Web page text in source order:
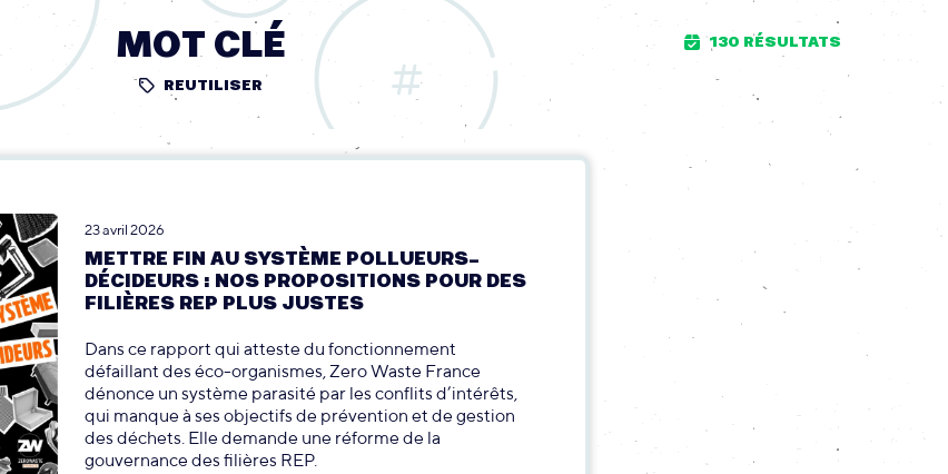
MOT CLÉ
REUTILISER
23 avril 2026
METTRE FIN AU SYSTÈME POLLUEURS-
DÉCIDEURS : NOS PROPOSITIONS POUR DES
FILIÈRES REP PLUS JUSTES
Dans ce rapport qui atteste du fonctionnement
défaillant des éco-organismes, Zero Waste France
dénonce un système parasité par les conflits d’intérêts,
qui manque à ses objectifs de prévention et de gestion
des déchets. Elle demande une réforme de la
gouvernance des filières REP.
130 RÉSULTATS